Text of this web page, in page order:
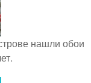
нашли обои